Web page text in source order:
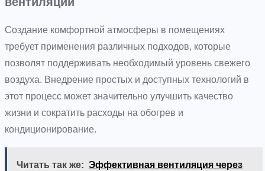
Создание комфортной атмосферы в помещениях
требует применения различных подходов, которые
позволят поддерживать необходимый уровень свежего
воздуха. Внедрение простых и доступных технологий в
этот процесс может значительно улучшить качество
жизни и сократить расходы на обогрев и
кондиционирование.
Читать так же: Эффективная вентиляция через